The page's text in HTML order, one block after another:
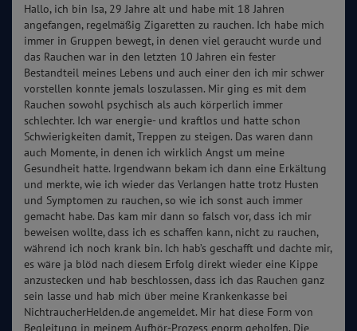
Hallo, ich bin Isa, 29 Jahre alt und habe mit 18 Jahren
angefangen, regelmäßig Zigaretten zu rauchen. Ich habe mich
immer in Gruppen bewegt, in denen viel geraucht wurde und
das Rauchen war in den letzten 10 Jahren ein fester
Bestandteil meines Lebens und auch einer den ich mir schwer
vorstellen konnte jemals loszulassen. Mir ging es mit dem
Rauchen sowohl psychisch als auch körperlich immer
schlechter. Ich war energie- und kraftlos und hatte schon
Schwierigkeiten damit, Treppen zu steigen. Das waren dann
auch Momente, in denen ich wirklich Angst um meine
Gesundheit hatte. Irgendwann bekam ich dann eine Erkältung
und merkte, wie ich wieder das Verlangen hatte trotz Husten
und Symptomen zu rauchen, so wie ich sonst auch immer
gemacht habe. Das kam mir dann so falsch vor, dass ich mir
beweisen wollte, dass ich es schaffen kann, nicht zu rauchen,
während ich noch krank bin. Ich hab’s geschafft und dachte mir,
es wäre ja blöd nach diesem Erfolg direkt wieder eine Kippe
anzustecken und hab beschlossen, dass ich das Rauchen ganz
sein lasse und hab mich über meine Krankenkasse bei
NichtraucherHelden.de angemeldet. Mir hat diese Form von
Begleitung in meinem Aufhör-Prozess enorm geholfen. Die